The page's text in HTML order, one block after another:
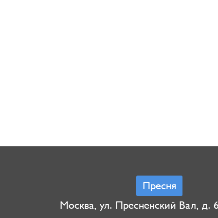
Пресня
Москва, ул. Пресненский Вал, д.